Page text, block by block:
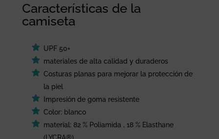
Características de la
camiseta
UPF 50+
materiales de alta calidad y duraderos
Costuras planas para mejorar la protección de
la piel
Impresión de goma resistente
Color: blanco
material: 82 % Poliamida , 18 % Elasthane